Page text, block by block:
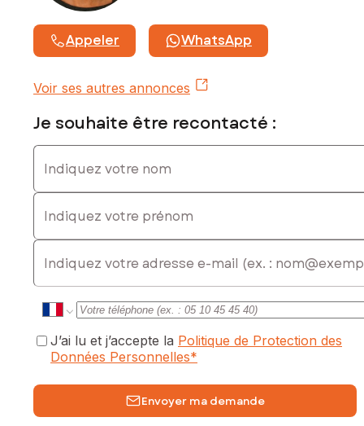
Appeler WhatsApp
Voir ses autres annonces
Je souhaite être recontacté :
Indiquez votre nom
Indiquez votre prénom
E-mail
J’ai lu et j’accepte la Politique de Protection des
Données Personnelles*
Envoyer ma demande